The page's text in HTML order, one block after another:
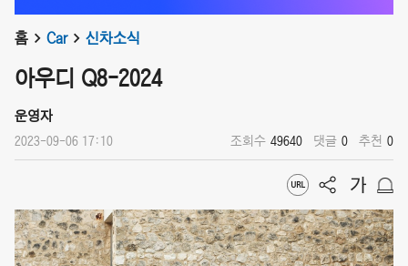
홈 Car 신차소식
아우디 Q8-2024
운영자
2023-09-06 17:10 조회수 49640 댓글 0 추천 0